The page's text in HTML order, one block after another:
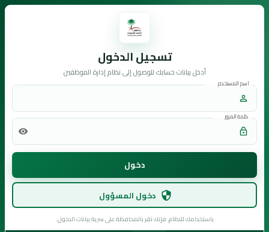
تسجيل الدخول
أدخل بيانات حسابك للوصول إلى نظام إدارة الموظفين
اسم المستخدم
كلمة المرور
دخول
دخول المسؤول
باستخدامك للنظام، فإنك تقر بالمحافظة على سرية بيانات الدخول.